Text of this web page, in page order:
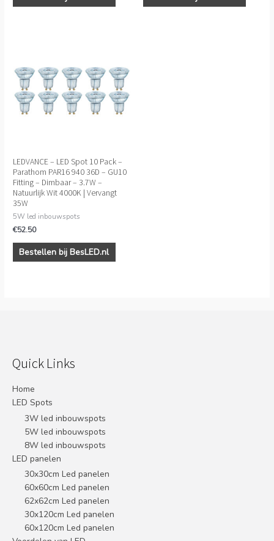
LEDVANCE – LED Spot 10 Pack –
Parathom PAR16 940 36D – GU10
Fitting – Dimbaar – 3.7W –
Natuurlijk Wit 4000K | Vervangt
35W
5W led inbouwspots
€52.50
Bestellen bij BesLED.nl
Quick Links
Home
LED Spots
3W led inbouwspots
5W led inbouwspots
8W led inbouwspots
LED panelen
30x30cm Led panelen
60x60cm Led panelen
62x62cm Led panelen
30x120cm Led panelen
60x120cm Led panelen